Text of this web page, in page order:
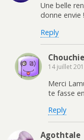
Une belle
donne envie
Reply
Chouchie
14 juillet
Merci
te fasse
Reply
Agothtale